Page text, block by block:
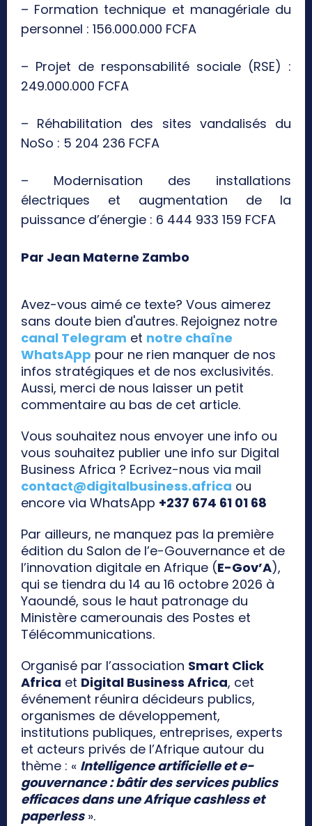
– Formation technique et managériale du
personnel : 156.000.000 FCFA
– Projet de responsabilité sociale (RSE) :
249.000.000 FCFA
– Réhabilitation des sites vandalisés du
NoSo : 5 204 236 FCFA
– Modernisation des installations
électriques et augmentation de la
puissance d’énergie : 6 444 933 159 FCFA
Par Jean Materne Zambo
Avez-vous aimé ce texte? Vous aimerez
sans doute bien d'autres. Rejoignez notre
canal Telegram et notre chaîne
WhatsApp pour ne rien manquer de nos
infos stratégiques et de nos exclusivités.
Aussi, merci de nous laisser un petit
commentaire au bas de cet article.
Vous souhaitez nous envoyer une info ou
vous souhaitez publier une info sur Digital
Business Africa ? Ecrivez-nous via mail
contact@digitalbusiness.africa ou
encore via WhatsApp +237 674 61 01 68
Par ailleurs, ne manquez pas la première
édition du Salon de l’e-Gouvernance et de
l’innovation digitale en Afrique (E-Gov’A),
qui se tiendra du 14 au 16 octobre 2026 à
Yaoundé, sous le haut patronage du
Ministère camerounais des Postes et
Télécommunications.
Organisé par l’association Smart Click
Africa et Digital Business Africa, cet
événement réunira décideurs publics,
organismes de développement,
institutions publiques, entreprises, experts
et acteurs privés de l’Afrique autour du
thème : « Intelligence artificielle et e-
gouvernance : bâtir des services publics
efficaces dans une Afrique cashless et
paperless».